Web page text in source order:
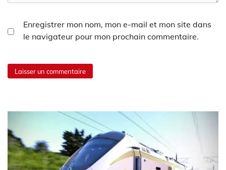
Enregistrer mon nom, mon e-mail et mon site dans
le navigateur pour mon prochain commentaire.